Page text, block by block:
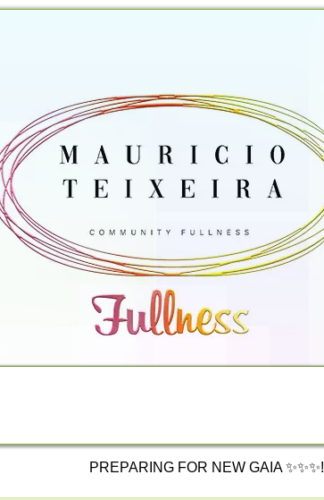
PREPARING FOR NEW GAIA ✨✨✨!